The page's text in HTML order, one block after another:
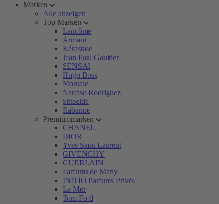
Marken
Alle anzeigen
Top Marken
Lancôme
Armani
Kérastase
Jean Paul Gaultier
SENSAI
Hugo Boss
Montale
Narciso Rodriguez
Shiseido
Rabanne
Premiummarken
CHANEL
DIOR
Yves Saint Laurent
GIVENCHY
GUERLAIN
Parfums de Marly
INITIO Parfums Privés
La Mer
Tom Ford